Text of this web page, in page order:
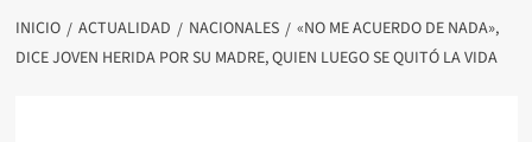
INICIO ACTUALIDAD NACIONALES
«NO ME ACUERDO DE NADA»,
DICE JOVEN HERIDA POR SU MADRE, QUIEN LUEGO SE QUITÓ LA VIDA